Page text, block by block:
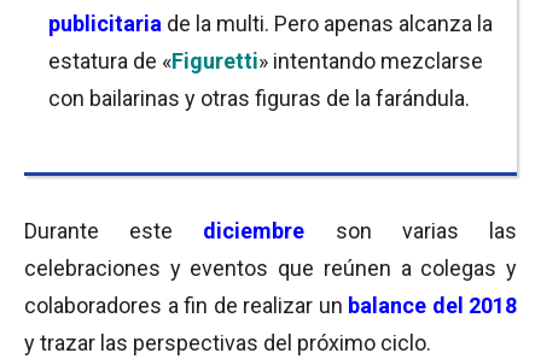
publicitaria de la multi. Pero apenas alcanza la
estatura de «Figuretti» intentando mezclarse
con bailarinas y otras figuras de la farándula.
Durante este diciembre
son varias las
celebraciones y eventos que reúnen a colegas y
colaboradores a fin de realizar un balance del 2018
y trazar las perspectivas del próximo ciclo.